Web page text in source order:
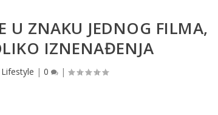
U ZNAKU JEDNOG FILMA,
IZNENAĐENJA
Lifestyle | 0 |